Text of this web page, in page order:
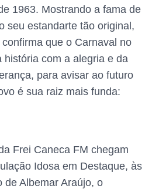
1963. Mostrando a fama de
seu estandarte tão original,
que o Carnaval no
história com a alegria e da
para avisar ao futuro
é sua raiz mais funda:
Frei Caneca FM chegam
Idosa em Destaque, às
de Albemar Araújo, o